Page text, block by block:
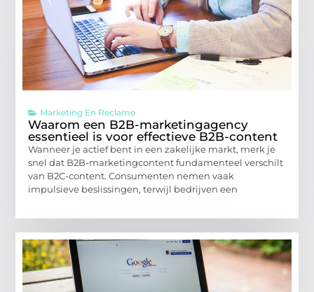
Marketing En Reclame
Waarom een B2B-marketingagency
essentieel is voor effectieve B2B-content
Wanneer je actief bent in een zakelijke markt, merk je
snel dat B2B-marketingcontent fundamenteel verschilt
van B2C-content. Consumenten nemen vaak
impulsieve beslissingen, terwijl bedrijven een